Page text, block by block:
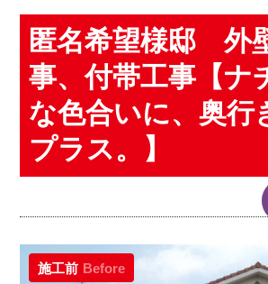
匿名希望様邸 外
事、付帯工事【ナ
な色合いに、奥行
プラス。】
施工前 Before